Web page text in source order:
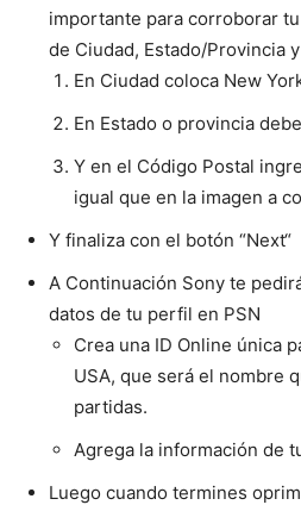
importante para corroborar
de Ciudad, Estado/Provincia
En Ciudad coloca New
En Estado o provincia
Y en el Código Postal
igual que en la imagen a
Y finaliza con el botón “Next“
A Continuación Sony te
datos de tu perfil en PSN
Crea una ID Online única
USA, que será el nombre
partidas.
Agrega la información de
Luego cuando termines